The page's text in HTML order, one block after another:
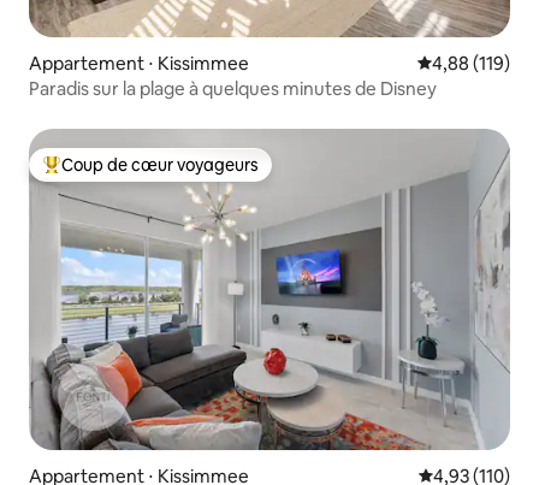
Appartement ⋅ Kissimmee Évaluation
4,88 (119)
Paradis sur la plage à quelques minutes de Disney
Coups de cœur voyageurs les plus appréciés
Coup de cœur voyageurs
Appartement ⋅ Kissimmee Évaluation
4,93 (110)